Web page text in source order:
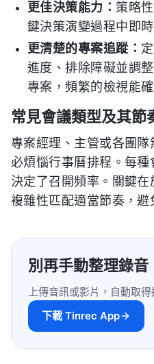
更佳決策能力： 策略
鍵決策演變過程中即時
更清楚的專案追蹤：
進度、排除障礙並調
專案，頻繁的檢視能
常見會議類型及其節
專案經理、主管或各團
必煩惱行事曆排程。每
決定了召開頻率。關鍵
複雜性匹配適當節奏，避
別再手動整理錄音
上傳音訊或影片，自動取
下載 Tinrec App